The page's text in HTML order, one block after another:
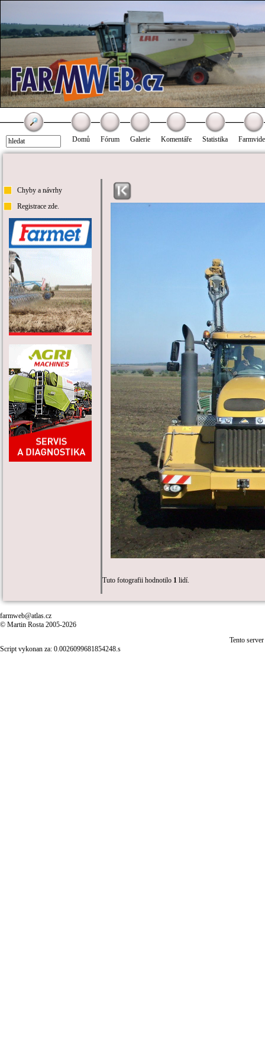
Domů Fórum Galerie Komentáře Statistika
Chyby a návrhy
Registrace zde.
Tuto fotografii hodnotilo 1 lidí.
farmweb@atlas.cz
© Martin Rosta 2005-2026
Tento
Script vykonan za: 0.0026099681854248.s